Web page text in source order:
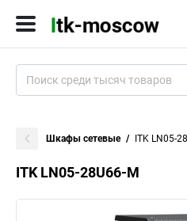
Шкафы сетевые ITK LN05-
ITK LN05-28U66-M